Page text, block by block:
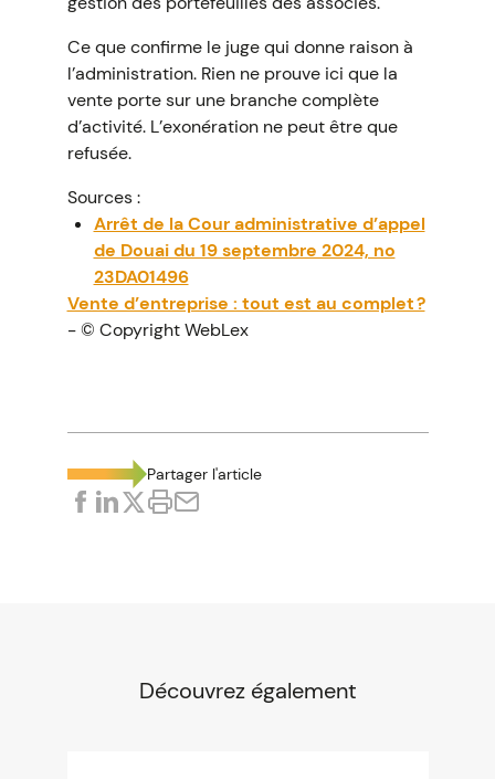
Ce que confirme le juge qui donne raison à
l’administration. Rien ne prouve ici que la
vente porte sur une branche complète
d’activité. L’exonération ne peut être que
refusée.
Sources :
Arrêt de la Cour administrative d’appel
de Douai du 19 septembre 2024, no
23DA01496
Vente d’entreprise : tout est au complet ?
- © Copyright WebLex
Partager l'article
Découvrez également